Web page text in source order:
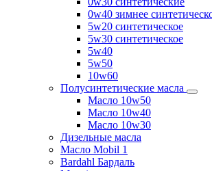
0w40 зимнее
5w20 синтетическое
5w30 синтетическое
5w40
5w50
10w60
Полусинтетические масла
Масло 10w50
Масло 10w40
Масло 10w30
Дизельные масла
Масло Mobil 1
Bardahl Бардаль